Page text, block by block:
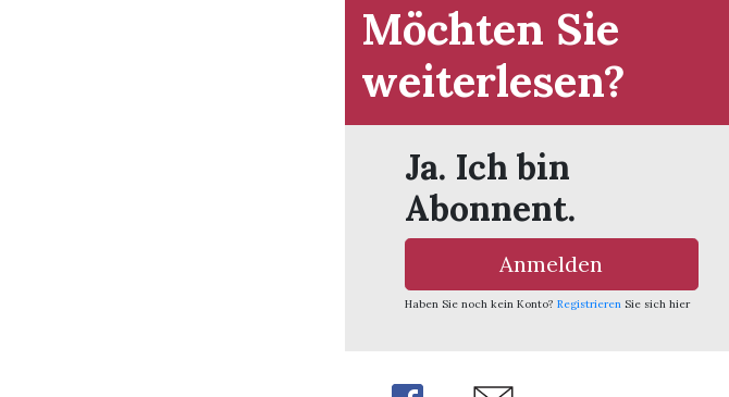
Möchten Sie
weiterlesen?
Ja. Ich bin
Abonnent.
Anmelden
Haben Sie noch kein Konto? Registrieren Sie sich hier